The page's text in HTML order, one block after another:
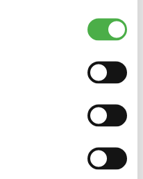
saunomisen perinteen
Voimme yhdessä iloita
onnellisina ja terveinä.